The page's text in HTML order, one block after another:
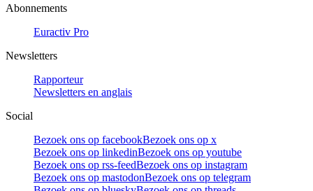
Abonnements
Euractiv Pro
Newsletters
Rapporteur
Newsletters en anglais
Social
Bezoek ons op facebookBezoek ons op x
Bezoek ons op linkedinBezoek ons op youtube
Bezoek ons op rss-feedBezoek ons op instagram
Bezoek ons op mastodonBezoek ons op telegram